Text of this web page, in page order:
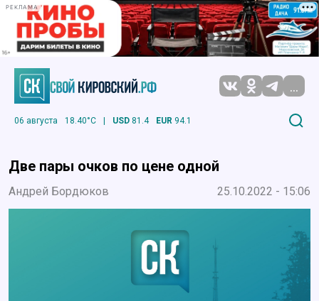
РЕКЛАМА
...
06 августа 18.40°C | USD 81.4 EUR 94.1
Две пары очков по цене одной
Андрей Бордюков 25.10.2022 - 15:06